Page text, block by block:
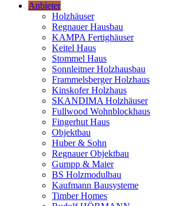
Anbieter
Holzhäuser
Regnauer Hausbau
KAMPA Fertighäuser
Keitel Haus
Stommel Haus
Sonnleitner Holzhausbau
Frammelsberger Holzhaus
Kinskofer Holzhaus
SKANDIMA Holzhäuser
Fullwood Wohnblockhaus
Fingerhut Haus
Objektbau
Huber & Sohn
Regnauer Objektbau
Gumpp & Maier
BS Holzmodulbau
Kaufmann Bausysteme
Timber Homes